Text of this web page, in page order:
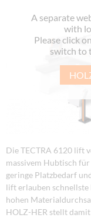
A separate
with
Please click
switch to
Die TECTRA 6120 lift
massivem Hubtisch
geringe Platzbedarf
lift erlauben schnellste
hohen
HOLZ-HER stellt